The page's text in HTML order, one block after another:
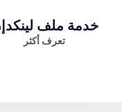
خدمة ملف
تعرف أكثر